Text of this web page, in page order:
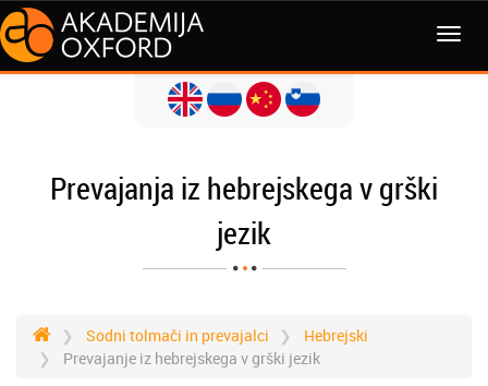
MENI
Prevajanja iz hebrejskega v grški
jezik
Sodni tolmači in prevajalci
Hebrejski
Prevajanje iz hebrejskega v grški jezik